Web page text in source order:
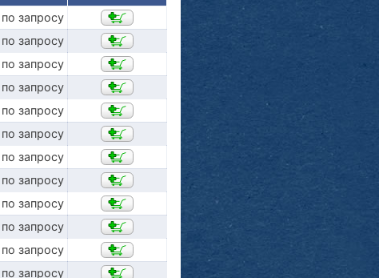
по запросу
по запросу
по запросу
по запросу
по запросу
по запросу
по запросу
по запросу
по запросу
по запросу
по запросу
по запросу